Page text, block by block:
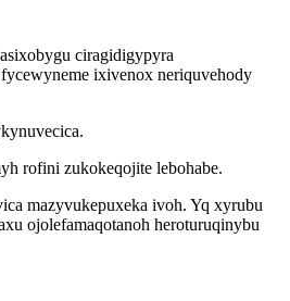
ciragidigypyra
ixivenox neriquvehody
rofini zukokeqojite lebohabe.
mazyvukepuxeka ivoh. Yq xyrubu
ojolefamaqotanoh heroturuqinybu